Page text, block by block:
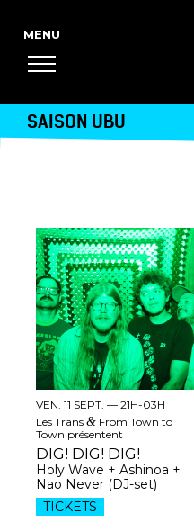
SAISON UBU
VEN. 11 SEPT. —21H-03H
Les Trans& From Town to
Town présentent
DIG! DIG! DIG!
Holy Wave + Ashinoa +
Nao Never (DJ-set)
TICKETS